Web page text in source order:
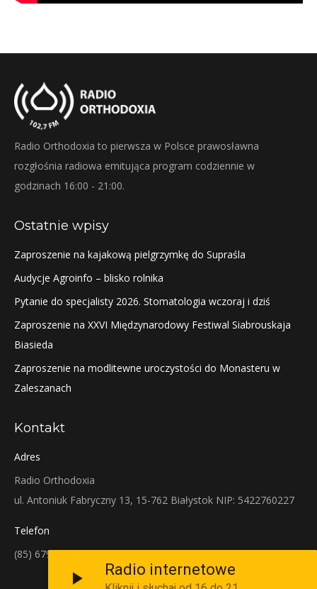
Radio Orthodoxia to pierwsza w Polsce prawosławna
rozgłośnia radiowa emitująca program codziennie w
godzinach 16:00 - 21:00.
Ostatnie wpisy
Zaproszenie na kajakową pielgrzymkę do Supraśla
Audycje Agroinfo – blisko rolnika
Pytanie do specjalisty 2026. Stomatologia wczoraj i dziś
Zaproszenie na XXVI Międzynarodowy Festiwal Siabrouskaja
Biasieda
Zaproszenie na modlitewne uroczystości do Monasteru w
Zaleszanach
Kontakt
Adres
Radio Orthodoxia
ul. Antoniuk Fabryczny 13, 15-762 Białystok NIP: 5422760227
Telefon
(85) 679-38-38
Radio internetowe